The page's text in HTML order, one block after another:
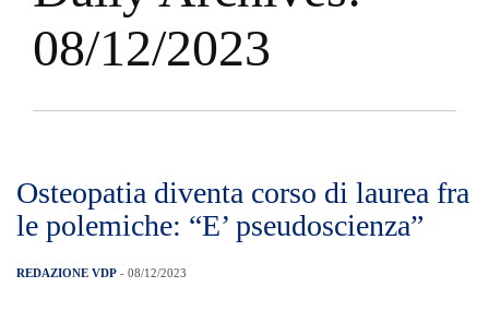
08/12/2023
Osteopatia diventa corso di laurea fra
le polemiche: “E’ pseudoscienza”
REDAZIONE VDP - 08/12/2023